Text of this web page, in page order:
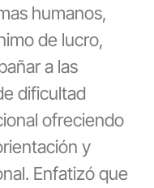
humanos,
de lucro,
a las
dificultad
ofreciendo
y
Enfatizó que